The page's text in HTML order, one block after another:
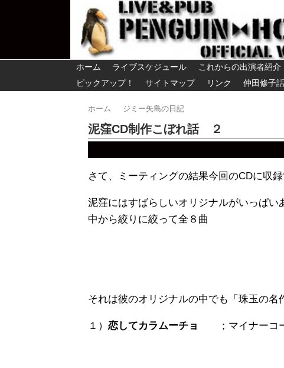
ホーム ライブスケジュール これからの出演者紹介
ピックアップ！
サイトマップ リンク 仲田修子話
ホーム ジミー矢島の日記
泥窪CD制作こぼれ話 ２
さて、ミーティングの結果今回のCDに収
泥窪にはすばらしいオリジナルがいっぱい
中から絞りに絞って全８曲
それは彼のオリジナルの中でも「珠玉の
１） 恋してカラムーチョ ；マイナーコー